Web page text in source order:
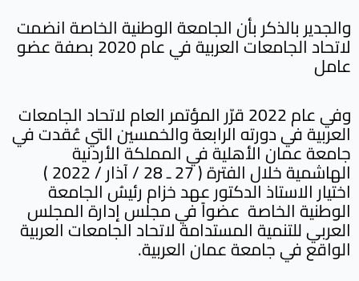
والجدير بالذكر بأن الجامعة الوطنية الخاصة انضمت
لاتحاد الجامعات العربية في عام 2020 بصفة عضو
عامل
وفي عام 2022 قرّر المؤتمر العام لاتحاد الجامعات
العربية في دورته الرابعة والخمسين التي عُقدت في
جامعة عمان الأهلية في المملكة الأردنية
الهاشمية خلال الفترة ( 27 ـ 28 / آذار / 2022 )
اختيار الاستاذ الدكتور عهد خزام رئيسُ الجامعة
الوطنية الخاصة عضواً في مجلس إدارة المجلس
العربي للتنمية المستدامة لاتحاد الجامعات العربية
الواقع في جامعة عمان العربية.